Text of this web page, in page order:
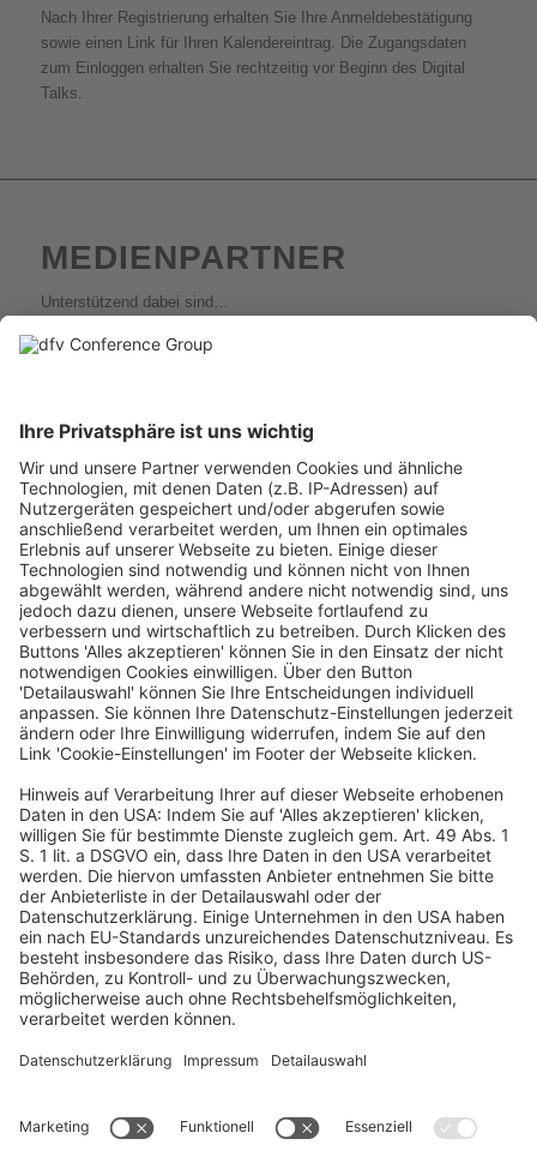
Nach Ihrer Registrierung erhalten Sie Ihre Anmeldebestätigung
sowie einen Link für Ihren Kalendereintrag. Die Zugangsdaten
zum Einloggen erhalten Sie rechtzeitig vor Beginn des Digital
Talks.
MEDIENPARTNER
Unterstützend dabei sind…
IHRE
ANSPRECHPARTNER:INNEN
Wir sind für Sie da
Programm & Projektleitung
Sarah Sternberger
sarah.sternberger@dfvcg.de
+49 69 7595 3039
Organisation
marie.hartmann@dfvcg.de